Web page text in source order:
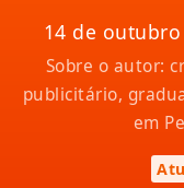
14 de
Sobre o autor:
publicitário,
em